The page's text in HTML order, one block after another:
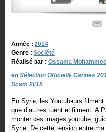
Année : 2014
Genre : Société
Réalisé par : Ossama
en Sélection Officielle Cannes
Scam 2015
En Syrie, les Youtubeurs
que d’autres tuent et filment. A
monter ces images youtube,
Syrie. De cette tension entre